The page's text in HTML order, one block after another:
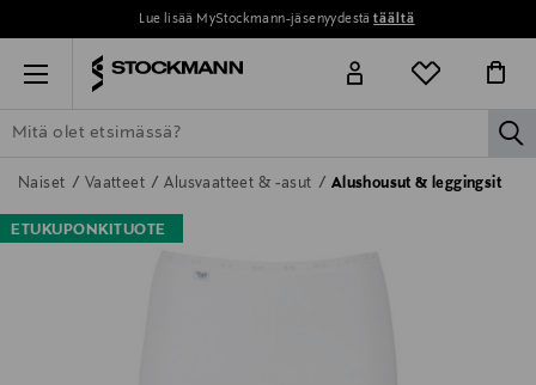
Lue lisää MyStockmann-jäsenyydestätäältä
Menu
ETSI KAIKKI NAISET MIEHET LAPSET KOTI
Naiset Vaatteet Alusvaatteet & -asut Alushousut & leggingsit
ETUKUPONKITUOTE